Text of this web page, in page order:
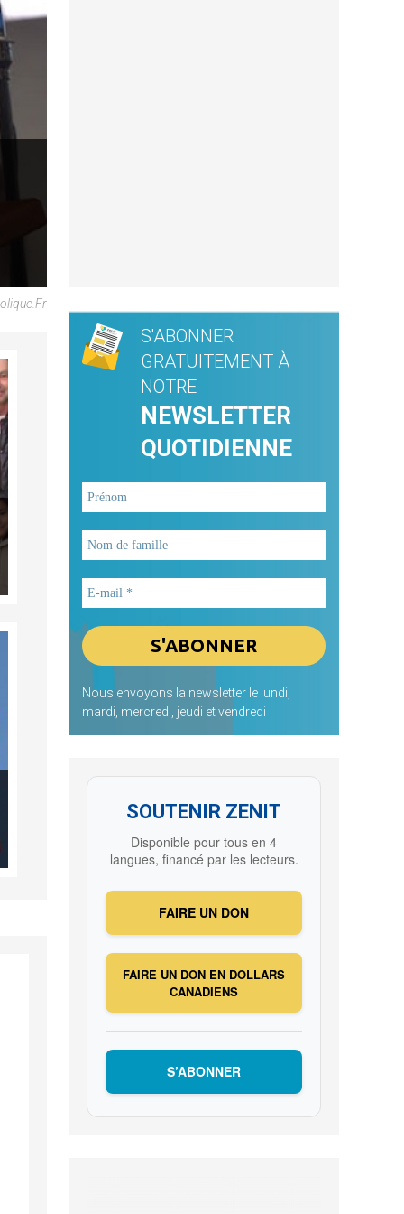
S'ABONNER
GRATUITEMENT À
NOTRE
NEWSLETTER
QUOTIDIENNE
Nous envoyons la newsletter le lundi,
mardi, mercredi, jeudi et vendredi
SOUTENIR ZENIT
Disponible pour tous en 4
langues, financé par les lecteurs.
FAIRE UN DON
FAIRE UN DON EN DOLLARS
CANADIENS
S’ABONNER